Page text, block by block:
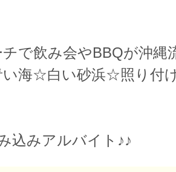
で飲み会やBBQが沖
い海☆白い砂浜☆照り付
込みアルバイト♪♪